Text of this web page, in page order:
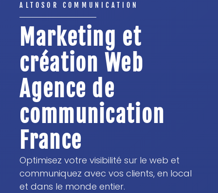
ALTOSOR COMMUNICATION
Marketing et
création Web
Agence de
communication
France
Optimisez votre visibilité sur le web et
communiquez avec vos clients, en local
et dans le monde entier.